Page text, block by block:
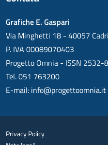
Grafiche E. Gaspari
Via Minghetti 18 - 40057
P. IVA 00089070403
Progetto Omnia - ISSN 2532-
Tel. 051 763200
E-mail: info@progettoomnia.it
Privacy Policy